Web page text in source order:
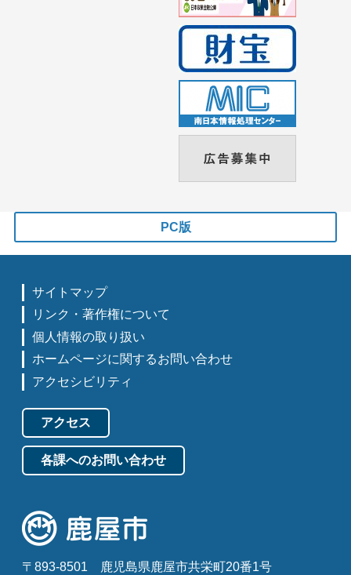
PC版
サイトマップ
リンク・著作権について
個人情報の取り扱い
ホームページに関するお問い合わせ
アクセシビリティ
アクセス
各課へのお問い合わせ
〒893-8501 鹿児島県鹿屋市共栄町20番1号